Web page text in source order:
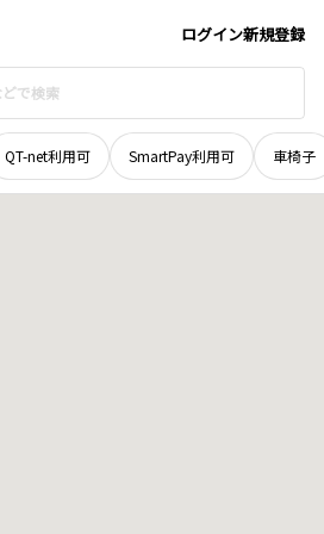
ログイン新規登録
QT-net利用可 SmartPay利用可 車椅子